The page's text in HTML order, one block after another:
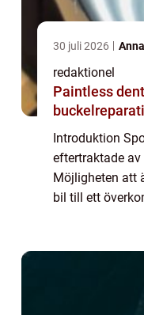
30 juli 2026
redaktionel
Paintless dent
Introduktion
eftertraktade av
Möjligheten att
bil till ett